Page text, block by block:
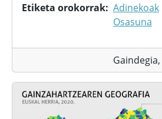
Etiketa orokorrak Adinekoak
Osasuna
Gaindegia,